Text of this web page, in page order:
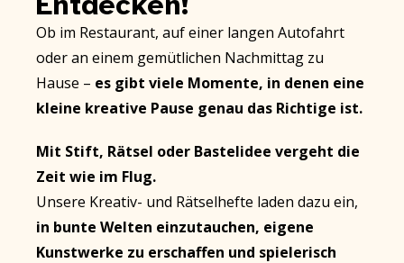
Ob im Restaurant, auf einer langen Autofahrt
oder an einem gemütlichen Nachmittag zu
Hause – es gibt viele Momente, in denen eine
kleine kreative Pause genau das Richtige ist.
Mit Stift, Rätsel oder Bastelidee vergeht die
Zeit wie im Flug.
Unsere Kreativ- und Rätselhefte laden dazu ein,
in bunte Welten einzutauchen, eigene
Kunstwerke zu erschaffen und spielerisch